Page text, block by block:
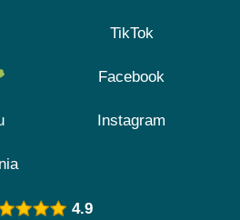
TikTok
Facebook
Instagram
4.9